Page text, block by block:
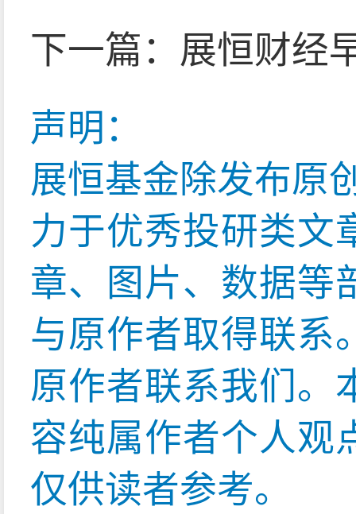
下一篇： 展恒财经
声明：
展恒基金除发布原
力于优秀投研类文
章、图片、数据等
与原作者取得联系
原作者联系我们。
容纯属作者个人观
仅供读者参考。